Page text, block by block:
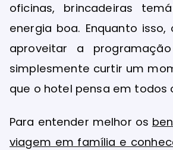
oficinas, brincadeiras
energia boa. Enquanto
aproveitar a
simplesmente curtir um
que o hotel pensa em todos
Para entender melhor os
viagem em família e